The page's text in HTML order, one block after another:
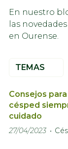
En nuestro
las
en Ourense.
TEMAS
Consejos
césped
cuidado
27/04/2023